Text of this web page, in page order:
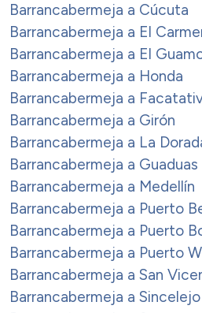
Barrancabermeja a Cúcuta
Barrancabermeja a El
Barrancabermeja a El
Barrancabermeja a Honda
Barrancabermeja a
Barrancabermeja a Girón
Barrancabermeja a La
Barrancabermeja a Guaduas
Barrancabermeja a Medellín
Barrancabermeja a Puerto
Barrancabermeja a Puerto
Barrancabermeja a Puerto
Barrancabermeja a San
Barrancabermeja a Sincelejo